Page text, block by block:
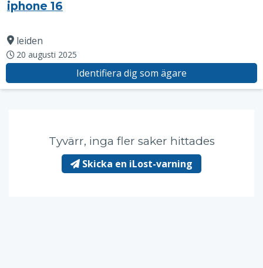
iphone 16
leiden
20 augusti 2025
Identifiera dig som ägare
Tyvärr, inga fler saker hittades
Skicka en iLost-varning